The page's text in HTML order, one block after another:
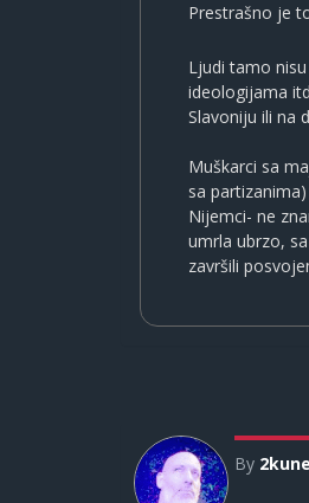
Prestrašno je
Ljudi tamo
ideologijama
Slavoniju ili na
Muškarci sa
sa
Nijemci- ne
umrla ubrzo,
završili
By 2kune